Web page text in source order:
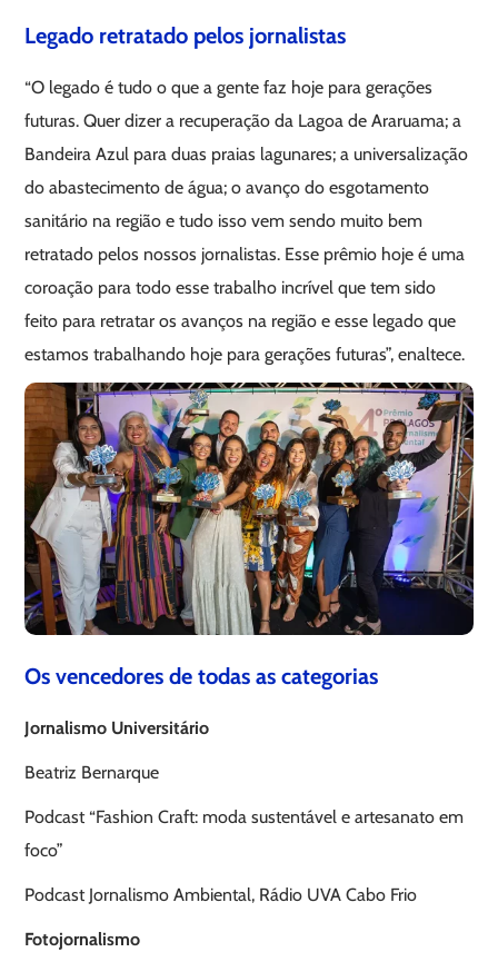
Legado retratado pelos jornalistas
“O legado é tudo o que a gente faz hoje para gerações
futuras. Quer dizer a recuperação da Lagoa de Araruama; a
Bandeira Azul para duas praias lagunares; a universalização
do abastecimento de água; o avanço do esgotamento
sanitário na região e tudo isso vem sendo muito bem
retratado pelos nossos jornalistas. Esse prêmio hoje é uma
coroação para todo esse trabalho incrível que tem sido
feito para retratar os avanços na região e esse legado que
estamos trabalhando hoje para gerações futuras”, enaltece.
Os vencedores de todas as categorias
Jornalismo Universitário
Beatriz Bernarque
Podcast “Fashion Craft: moda sustentável e artesanato em
foco”
Podcast Jornalismo Ambiental, Rádio UVA Cabo Frio
Fotojornalismo